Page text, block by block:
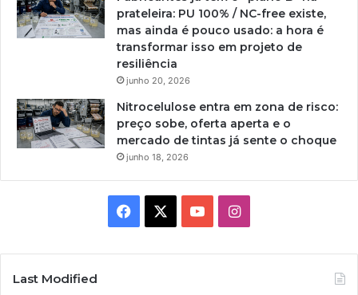
prateleira: PU 100% / NC-free existe,
mas ainda é pouco usado: a hora é
transformar isso em projeto de
resiliência
junho 20, 2026
Nitrocelulose entra em zona de risco:
preço sobe, oferta aperta e o
mercado de tintas já sente o choque
junho 18, 2026
Facebook YouTubeInstagram
Last Modified